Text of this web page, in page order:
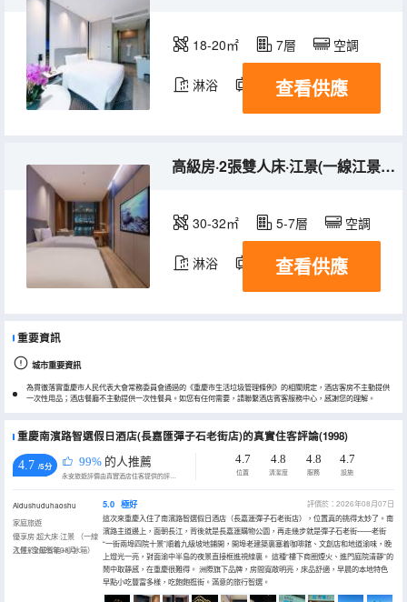
18-20㎡ 7層 空調
淋浴 電視機 冰箱
查看供應
高級房·2張雙人床·江景(一線江景+全屋智能+小冰箱)
30-32㎡ 5-7層 空調
淋浴 電視機 冰箱
查看供應
重要資訊
城市重要資訊
為貫徹落實重慶市人民代表大會常務委員會通過的《重慶市生活垃圾管理條例》的相關規定，酒店客房不主動提供
一次性用品；酒店餐廳不主動提供一次性餐具。如您有任何需要，請聯繫酒店賓客服務中心，感謝您的理解。
重慶南濱路智選假日酒店(長嘉匯彈子石老街店)的真實住客評論(1998)
4.7 /5分 99% 的人推薦
永安旅遊評價由真實酒店住客提供的評價。
4.7
位置
4.8
清潔度
4.8
服務
4.7
設施
Aidushuduhaoshu
家庭旅遊
優享房·超大床·江景 （一線
江景+全屋智能+小冰箱）
入住於2026年08月
5.0 極好
評價於：2026年08月07日
這次來重慶入住了南濱路智選假日酒店（長嘉滙彈子石老街店），位置真的挑得太妙了。南
濱路主道邊上，面朝長江，背後就是長嘉滙購物公園，再走幾步就是彈子石老街——老街
“一街兩埠四院十景”順着九級坡地鋪開，開埠老建築裏塞着咖啡館、文創店和地道渝味，晚
上燈光一亮，對面渝中半島的夜景直接框進視線裏。 這種“樓下商圈煙火、進門庭院清靜”的
鬧中取靜感，在重慶很難得。 洲際旗下品牌，房間寬敞明亮，床品舒適，早晨的本地特色
早點小吃豐富多樣，吃飽飽逛街。滿意的旅行智選。